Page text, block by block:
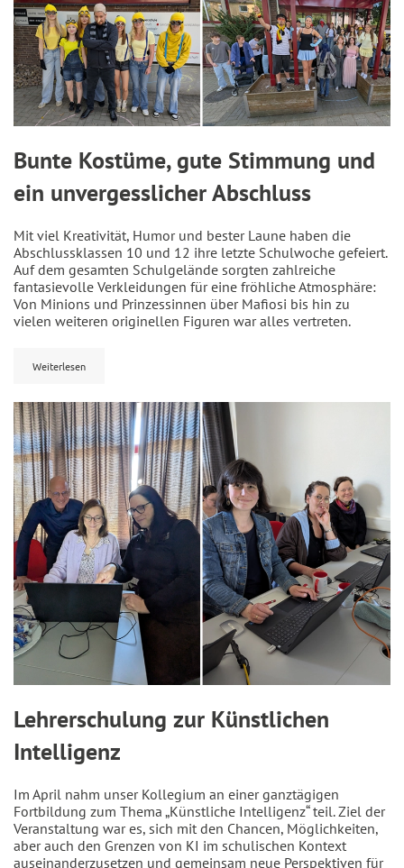
Bunte Kostüme, gute Stimmung und
ein unvergesslicher Abschluss
Mit viel Kreativität, Humor und bester Laune haben die
Abschlussklassen 10 und 12 ihre letzte Schulwoche gefeiert.
Auf dem gesamten Schulgelände sorgten zahlreiche
fantasievolle Verkleidungen für eine fröhliche Atmosphäre:
Von Minions und Prinzessinnen über Mafiosi bis hin zu
vielen weiteren originellen Figuren war alles vertreten.
Weiterlesen
Lehrerschulung zur Künstlichen
Intelligenz
Im April nahm unser Kollegium an einer ganztägigen
Fortbildung zum Thema „Künstliche Intelligenz“ teil. Ziel der
Veranstaltung war es, sich mit den Chancen, Möglichkeiten,
aber auch den Grenzen von KI im schulischen Kontext
auseinanderzusetzen und gemeinsam neue Perspektiven für